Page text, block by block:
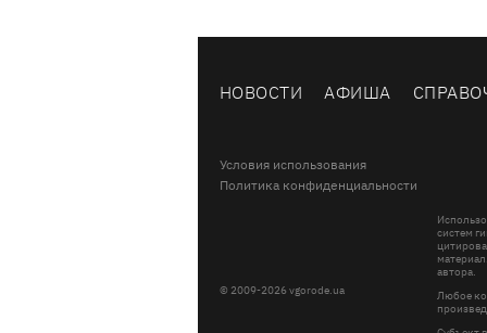
НОВОСТИ АФИША
Условия использования
Политика конфиденциальности
© 2009-2026 vgorode.ua
систем
автора.
Любое